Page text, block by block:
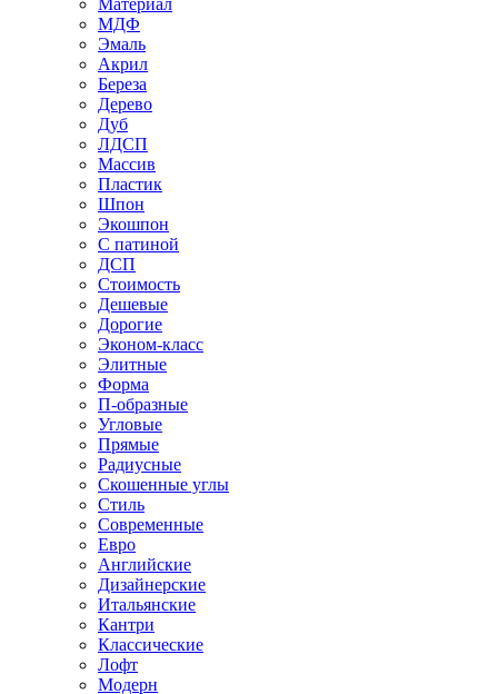
Материал
МДФ
Эмаль
Акрил
Береза
Дерево
Дуб
ЛДСП
Массив
Пластик
Шпон
Экошпон
С патиной
ДСП
Стоимость
Дешевые
Дорогие
Эконом-класс
Элитные
Форма
П-образные
Угловые
Прямые
Радиусные
Скошенные углы
Стиль
Современные
Евро
Английские
Дизайнерские
Итальянские
Кантри
Классические
Лофт
Модерн